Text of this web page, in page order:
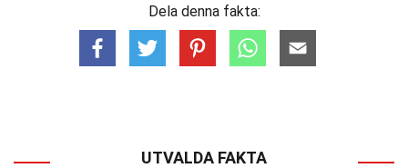
Dela denna fakta:
UTVALDA FAKTA